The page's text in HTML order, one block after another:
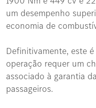
um desempenho
economia de
Definitivamente, este
operação requer um
associado à garantia
passageiros.